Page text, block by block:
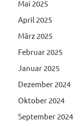
Mai 2025
April 2025
März 2025
Februar 2025
Januar 2025
Dezember 2024
Oktober 2024
September 2024